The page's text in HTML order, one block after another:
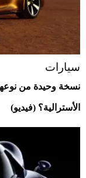
سيارات
الأسترالية؟ (فيديو)